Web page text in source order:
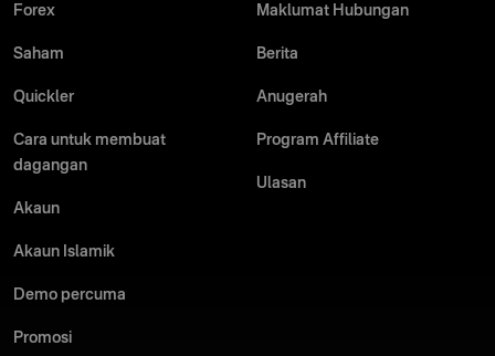
Forex
Saham
Quickler
Cara untuk membuat
dagangan
Akaun
Akaun Islamik
Demo percuma
Promosi
Maklumat Hubungan
Berita
Anugerah
Program Affiliate
Ulasan